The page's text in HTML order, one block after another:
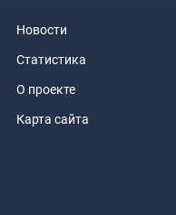
Новости
Статистика
О проекте
Карта сайта